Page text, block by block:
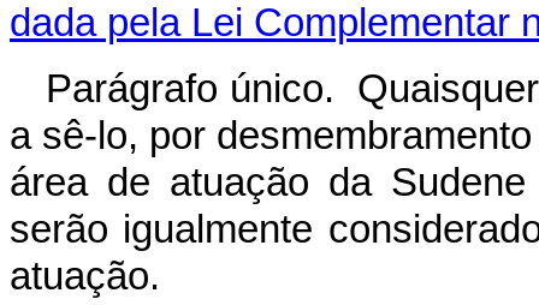
dada pela Lei Complementar
Parágrafo único.
a sê-lo, por
área de atuação da
serão igualmente
atuação.